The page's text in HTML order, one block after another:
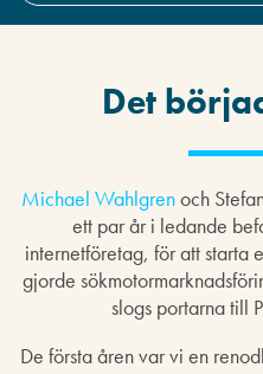
Det
Michael Wahlgrenoch
ett par år i ledande
internetföretag, för att starta
gjorde
slogs portarna till
De första åren var vi en